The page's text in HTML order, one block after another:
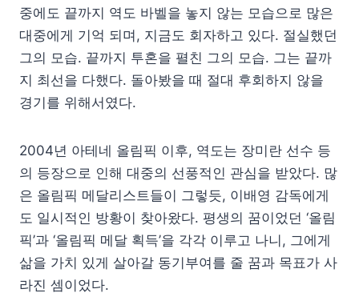
중에도 끝까지 역도 바벨을 놓지 않는 모습으로 많은
대중에게 기억 되며, 지금도 회자하고 있다. 절실했던
그의 모습. 끝까지 투혼을 펼친 그의 모습. 그는 끝까
지 최선을 다했다. 돌아봤을 때 절대 후회하지 않을
경기를 위해서였다.
2004년 아테네 올림픽 이후, 역도는 장미란 선수 등
의 등장으로 인해 대중의 선풍적인 관심을 받았다. 많
은 올림픽 메달리스트들이 그렇듯, 이배영 감독에게
도 일시적인 방황이 찾아왔다. 평생의 꿈이었던 ‘올림
픽’과 ‘올림픽 메달 획득’을 각각 이루고 나니, 그에게
삶을 가치 있게 살아갈 동기부여를 줄 꿈과 목표가 사
라진 셈이었다.